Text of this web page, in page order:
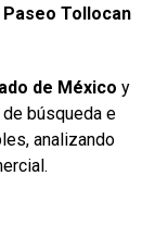
Paseo Tollocan
de México y
búsqueda e
analizando